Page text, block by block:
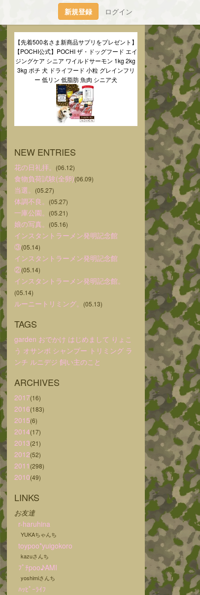
新規登録 ログイン
【先着500名さま新商品サプリをプレゼント】
【POCHI公式】POCHI ザ・ドッグフード エイ
ジングケア シニア ワイルドサーモン 1kg 2kg
3kg ポチ 犬 ドライフード 小粒 グレインフリ
ー 低リン 低脂肪 魚肉 シニア犬
NEW ENTRIES
花の日礼拝。 (06.12)
食物負荷試験(全卵)(06.09)
当選。 (05.27)
体調不良。 (05.27)
一庫公園。 (05.21)
娘の写真。 (05.16)
インスタントラーメン発明記念館
③(05.14)
インスタントラーメン発明記念館
②(05.14)
インスタントラーメン発明記念館。
(05.14)
ルーニートリミング。 (05.13)
TAGS
garden おでかけ はじめまして りょこ
う オサンポ シャンプー トリミング ラ
ンチ ルニデジ 飼い主のこと
ARCHIVES
2017(16)
2016(183)
2015(6)
2014(17)
2013(21)
2012(52)
2011 (298)
2010(49)
LINKS
お友達
r-haruhina
YUKAちゃんち
toypoo*yuigokoro
kazuさんち
ﾌﾟﾁpoo♪AMI
yoshimiさんち
ﾊｯﾋﾟｰﾗｲﾌ